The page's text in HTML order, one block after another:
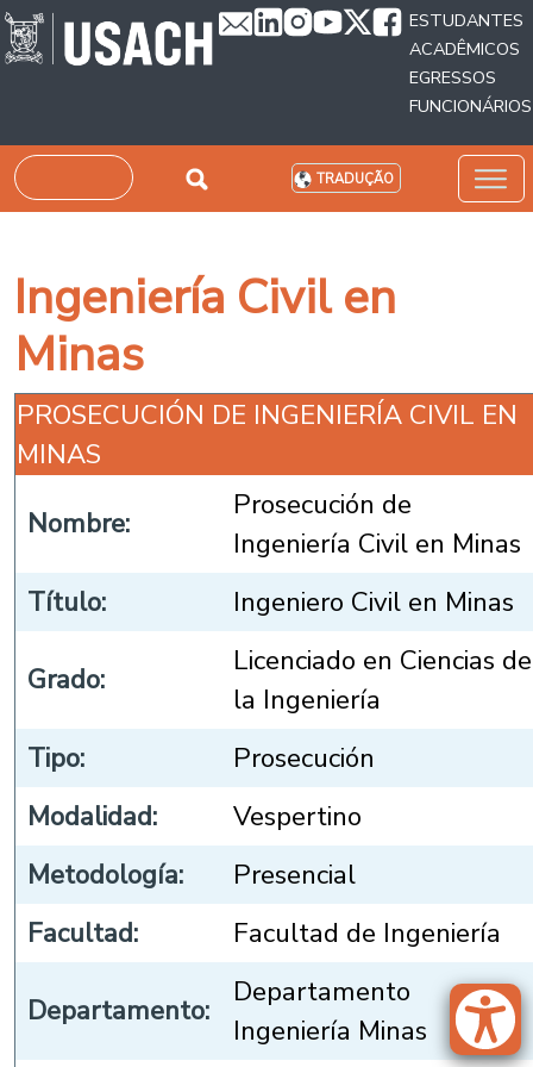
Passar para o conteúdo principal
ESTUDANTES
ACADÊMICOS
EGRESSOS
FUNCIONÁRIOS
Pesquisar TRADUÇÃO
Ingeniería Civil en
Minas
PROSECUCIÓN DE INGENIERÍA CIVIL EN
MINAS
Nombre:
Prosecución de
Ingeniería Civil en Minas
Título:
Ingeniero Civil en Minas
Grado:
Licenciado en Ciencias de
la Ingeniería
Tipo:
Prosecución
Modalidad:
Vespertino
Metodología:
Presencial
Facultad:
Facultad de Ingeniería
Departamento:
Departamento
Ingeniería Minas